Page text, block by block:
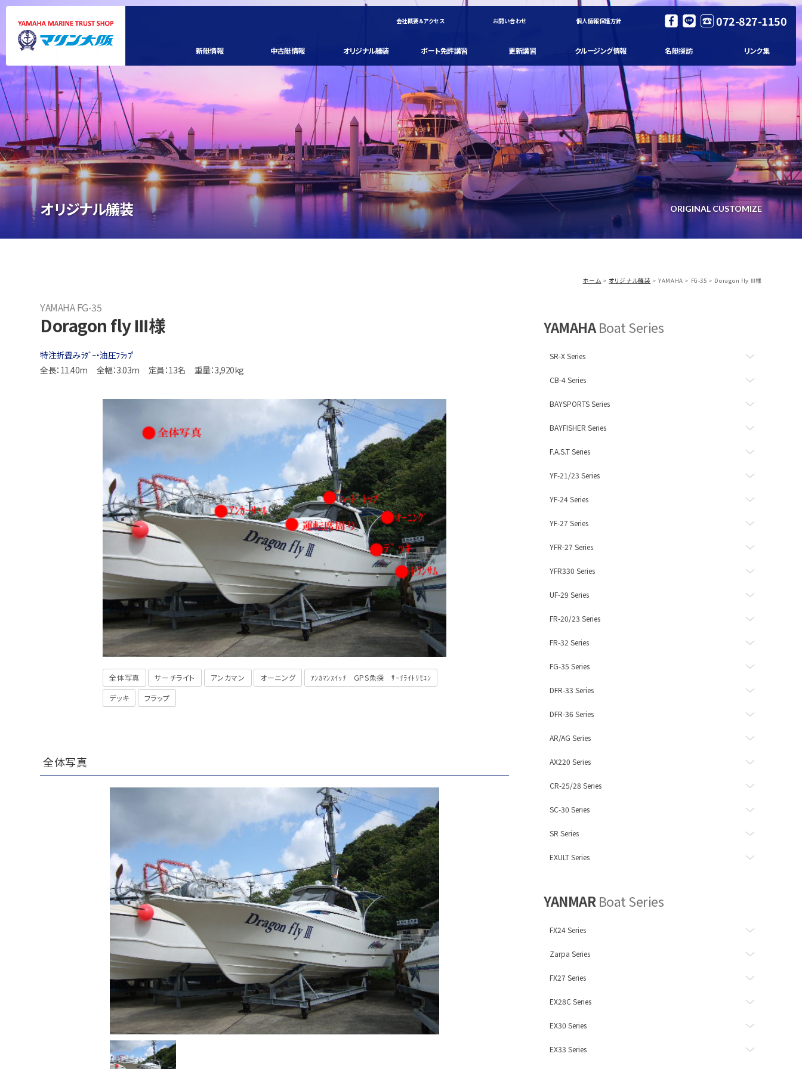
会社概要＆アクセス お問い合わせ 個人情報保護方針 072-827-1150
新艇情報 中古艇情報 オリジナル艤装 ボート免許講習 更新講習 クルージング情報 名艇探訪 リンク集
オリジナル艤装 ORIGINAL CUSTOMIZE
ホーム オリジナル艤装 YAMAHA FG-35 Doragon fly Ⅲ様
YAMAHA FG-35
Doragon fly Ⅲ様
特注折畳みﾗﾀﾞｰ・油圧ﾌﾗｯﾌﾟ
全長：11.40m
全幅：3.03m 定員：13名 重量：3,920kg
全体写真 サーチライト アンカマン オーニング
ｱﾝｶﾏﾝｽｲｯﾁ GPS魚探 ｻｰﾁﾗｲﾄﾘﾓｺﾝ
デッキ
フラップ
全体写真
YAMAHABoat Series
SR-X Series
CB-4 Series
BAYSPORTS Series
BAYFISHER Series
F.A.S.T Series
YF-21/23 Series
YF-24 Series
YF-27 Series
YFR-27 Series
YFR330 Series
UF-29 Series
FR-20/23 Series
FR-32 Series
FG-35 Series
DFR-33 Series
DFR-36 Series
AR/AG Series
AX220 Series
CR-25/28 Series
SC-30 Series
SR Series
EXULT Series
YANMAR Boat Series
FX24 Series
Zarpa Series
FX27 Series
EX28C Series
EX30 Series
EX33 Series